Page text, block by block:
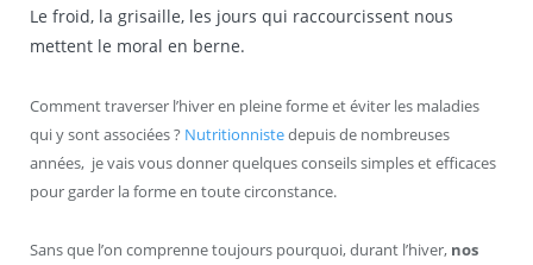
Le froid, la grisaille, les jours qui raccourcissent nous
mettent le moral en berne.
Comment traverser l’hiver en pleine forme et éviter les maladies
qui y sont associées ? Nutritionnistedepuis de nombreuses
années, je vais vous donner quelques conseils simples et efficaces
pour garder la forme en toute circonstance.
Sans que l’on comprenne toujours pourquoi, durant l’hiver, nos